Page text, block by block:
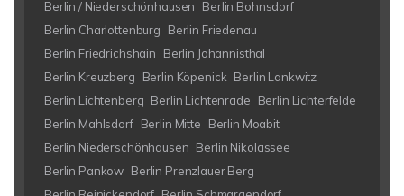
Berlin / Niederschönhausen
Berlin Bohnsdorf
Berlin Charlottenburg
Berlin Friedenau
Berlin Friedrichshain
Berlin Johannisthal
Berlin Kreuzberg
Berlin Köpenick Berlin Lankwitz
Berlin Lichtenberg Berlin Lichtenrade
Berlin Lichterfelde
Berlin Mahlsdorf Berlin Mitte
Berlin Moabit
Berlin Niederschönhausen Berlin Nikolassee
Berlin Pankow Berlin Prenzlauer Berg